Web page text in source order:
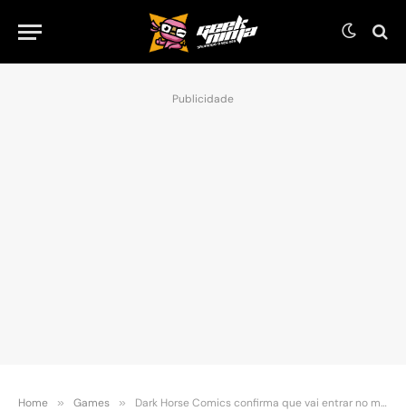
Publicidade
Home » Games » Dark Horse Comics confirma que vai entrar no mundo dos games